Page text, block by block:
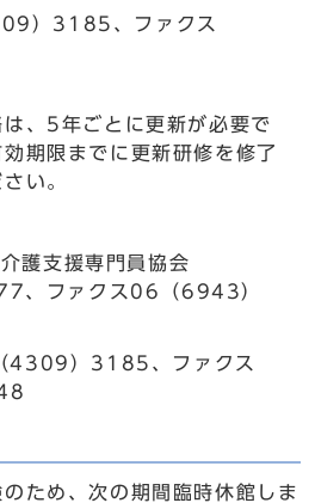
）3185、ファクス
、5年ごとに更新が必要で
期限までに更新研修を修了
い。
護支援専門員協会
、ファクス06（6943）
）3185、ファクス
ため、次の期間臨時休館しま